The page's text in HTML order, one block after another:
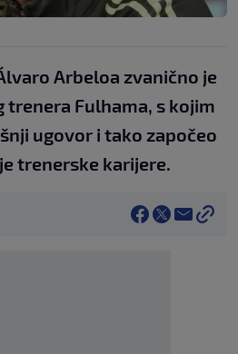
Arbeloa zvanično je
trenera Fulhama, s kojim
ugovor i tako započeo
trenerske karijere.